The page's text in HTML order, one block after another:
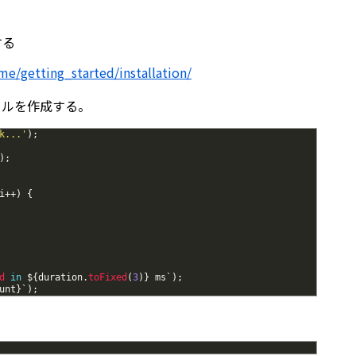
getting_started/installation/
を作成する。
) ;
) ;
i++)
{
in ${duration.toFixed (3) } ms ` ) ;
} ` ) ;